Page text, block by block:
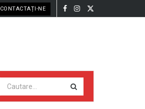
CONTACTAȚI-NE